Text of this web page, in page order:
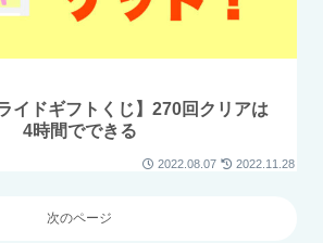
イドギフトくじ】270回クリアは
4時間でできる
2022.08.07 2022.11.28
次のページ